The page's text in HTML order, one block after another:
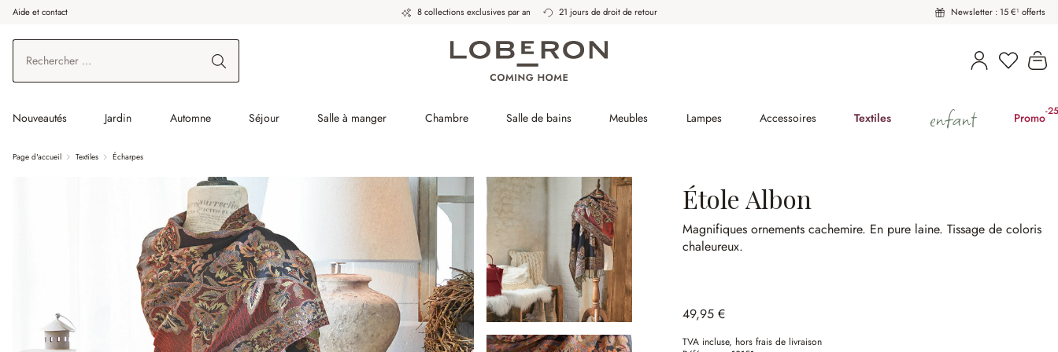
au contenu principal
Aller à la recherche
Aller à la navigation principale
Aide et contact 8 collections exclusives par an 21 jours de droit de retour Newsletter : 15 €¹ offerts
Vous
Nouveautés Jardin Automne Séjour Salle à manger Chambre Salle de bains Meubles Lampes Accessoires Textiles enfant Promo-
Page d'accueil Textiles Écharpes
Étole Albon
Magnifiques ornements cachemire. En pure laine.Tissage de coloris
chaleureux.
49,95 €
TVA incluse, hors frais de livraison